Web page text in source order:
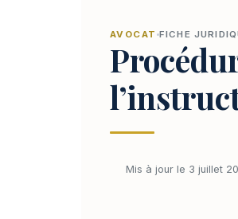
AVOCAT FICHE
Mis à jour le 3 juillet